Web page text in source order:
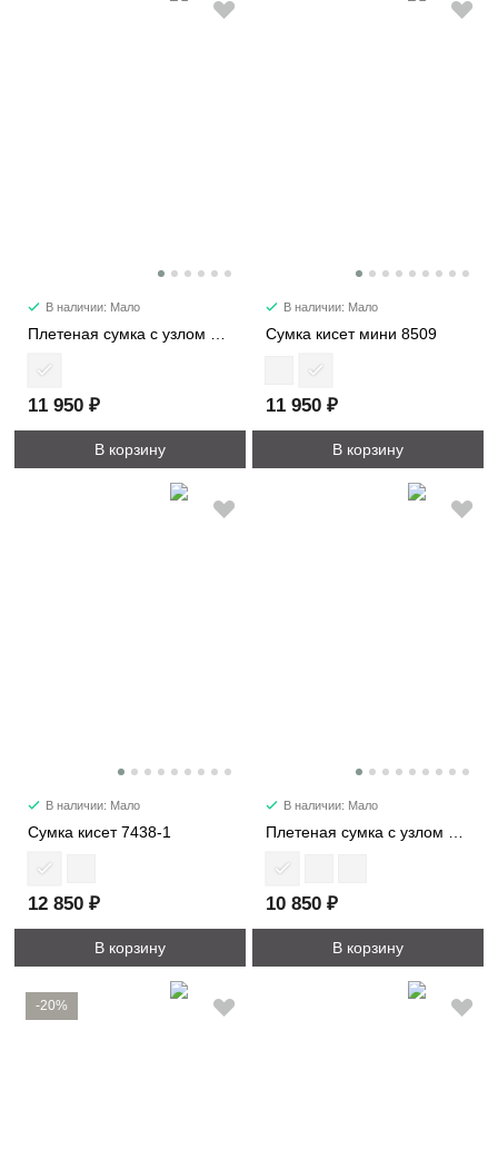
В наличии: Мало
11 950 ₽
В корзину
В наличии: Мало
Сумка кисет мини 8509
11 950 ₽
В корзину
В наличии: Мало
Сумка кисет 7438-1
12 850 ₽
В корзину
В наличии: Мало
Плетеная сумка с узлом мини 6502-1
10 850 ₽
В корзину
-20%